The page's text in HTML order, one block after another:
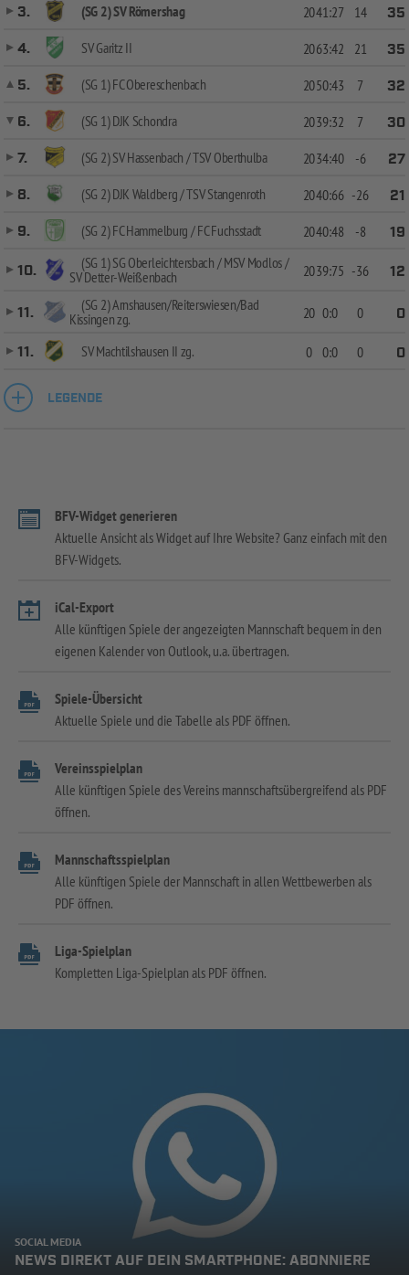
3.
(SG 2) SV Römershag 2041:27 14
35
4.
SV Garitz II 2063:42 21
35
5.
(SG 1) FC Obereschenbach 2050:43 7
32
6.
(SG 1) DJK Schondra 2039:32 7
30
7.
(SG 2) SV Hassenbach / TSV Oberthulba 2034:40 -6
27
8.
(SG 2) DJK Waldberg / TSV Stangenroth 2040:66 -26
21
9.
(SG 2) FC Hammelburg / FC Fuchsstadt 2040:48 -8
19
10.
(SG 1) SG Oberleichtersbach / MSV Modlos /
SV Detter-Weißenbach
2039:75 -36 12
11.
(SG 2) Arnshausen/Reiterswiesen/Bad
Kissingen zg.
20 0:0 0
0
11.
SV Machtilshausen II zg. 0 0:0 0 0
LEGENDE
BFV-Widget generieren
Aktuelle Ansicht als Widget auf Ihre Website? Ganz einfach mit den
BFV-Widgets.
iCal-Export
Alle künftigen Spiele der angezeigten Mannschaft bequem in den
eigenen Kalender von Outlook, u.a. übertragen.
Spiele-Übersicht
Aktuelle Spiele und die Tabelle als PDF öffnen.
Vereinsspielplan
Alle künftigen Spiele des Vereins mannschaftsübergreifend als PDF
öffnen.
Mannschaftsspielplan
Alle künftigen Spiele der Mannschaft in allen Wettbewerben als
PDF öffnen.
Liga-Spielplan
Kompletten Liga-Spielplan als PDF öffnen.
SOCIAL MEDIA
NEWS DIREKT AUF DEIN SMARTPHONE: ABONNIERE